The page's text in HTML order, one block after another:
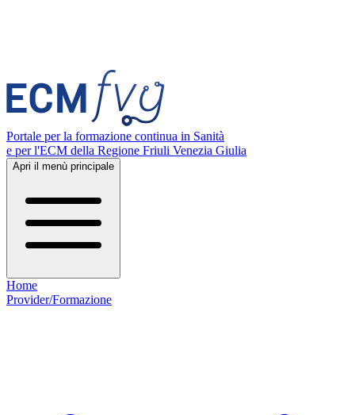
Portale per la formazione continua in Sanità
e per l'ECM della Regione Friuli Venezia Giulia
Apri il menù principale
Home
Provider/Formazione